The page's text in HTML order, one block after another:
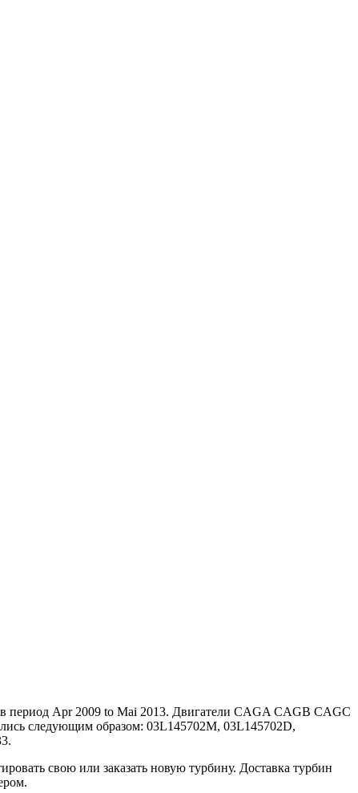
в период Apr 2009 to Mai 2013. Двигатели CAGA CAGB CAGC
следующим образом: 03L145702M, 03L145702D,
свою или заказать новую турбину. Доставка турбин